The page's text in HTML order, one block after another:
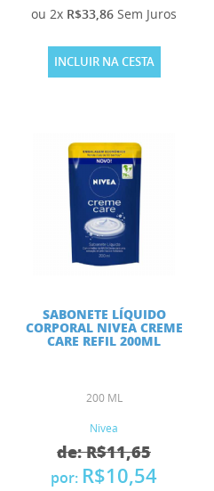
ou 2x R$33,86 Sem Juros
INCLUIR NA CESTA
SABONETE LÍQUIDO
CORPORAL NIVEA CREME
CARE REFIL 200ML
200 ML
Nivea
de: R$11,65
por: R$10,54